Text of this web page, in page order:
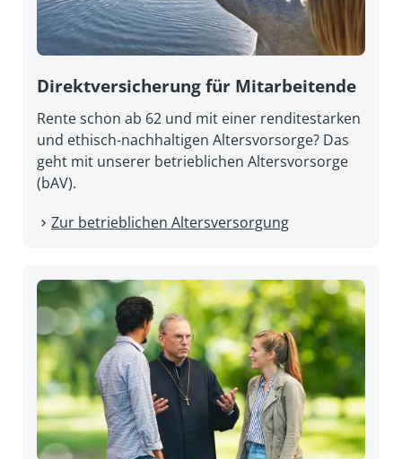
Direkt­versicherung für Mitarbeitende
Rente schon ab 62 und mit einer renditestarken
und ethisch-nachhaltigen Altersvorsorge? Das
geht mit unserer betrieblichen Altersvorsorge
(bAV).
Zur betrieblichen Altersversorgung